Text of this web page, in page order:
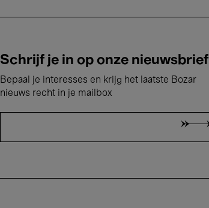
Schrijf je in op onze nieuwsbrief
Bepaal je interesses en krijg het laatste Bozar
nieuws recht in je mailbox